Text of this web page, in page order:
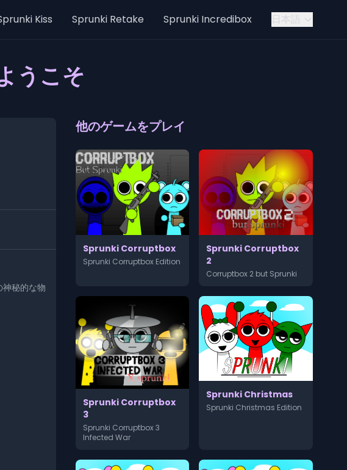
Kiss Sprunki Retake Sprunki Incredibox 日本語
うこそ
秘的な物
他のゲームをプレイ
Sprunki Corruptbox
Sprunki Corruptbox Edition
Sprunki Corruptbox
2
Corruptbox 2 but Sprunki
Sprunki Corruptbox
3
Sprunki Corruptbox 3
Infected War
Sprunki Christmas
Sprunki Christmas Edition